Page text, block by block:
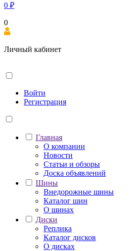
0 ₽
0
Личный кабинет
Войти
Регистрация
Главная
О компании
Новости
Статьи и обзоры
Доска объявлений
Шины
Внедорожные шины
Каталог шин
О шинах
Диски
Реплика
Каталог дисков
О дисках